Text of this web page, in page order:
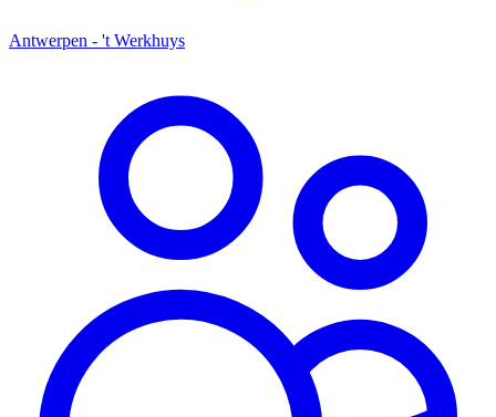
Antwerpen - 't Werkhuys